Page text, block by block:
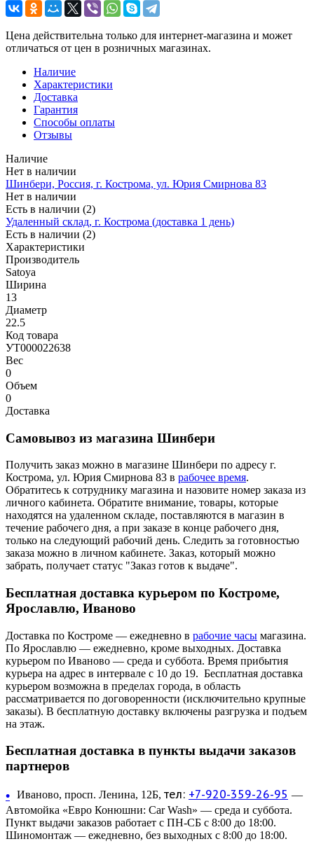
Цена действительна только для интернет-магазина и может
отличаться от цен в розничных магазинах.
Наличие
Характеристики
Доставка
Гарантия
Способы оплаты
Отзывы
Наличие
Нет в наличии
Шинбери, Россия, г. Кострома, ул. Юрия Смирнова 83
Нет в наличии
Есть в наличии (2)
Удаленный склад, г. Кострома (доставка 1 день)
Есть в наличии (2)
Характеристики
Производитель
Satoya
Ширина
13
Диаметр
22.5
Код товара
УТ000022638
Вес
0
Объем
0
Доставка
Самовывоз из магазина Шинбери
Получить заказ можно в магазине Шинбери по адресу г.
Кострома, ул. Юрия Смирнова 83 в рабочее время.
Обратитесь к сотруднику магазина и назовите номер заказа из
личного кабинета. Обратите внимание, товары, которые
находятся на удаленном складе, поставляются в магазин в
течение рабочего дня, а при заказе в конце рабочего дня,
только на следующий рабочий день. Следить за готовностью
заказа можно в личном кабинете. Заказ, который можно
забрать, получает статус "Заказ готов к выдаче".
Бесплатная доставка курьером по Костроме,
Ярославлю, Иваново
Доставка по Костроме — ежедневно в рабочие часы магазина.
По Ярославлю — ежедневно, кроме выходных. Доставка
курьером по Иваново — среда и суббота. Время прибытия
курьера на адрес в интервале с 10 до 19. Бесплатная доставка
курьером возможна в пределах города, в область
рассматривается по договоренности (исключительно крупные
заказы). В бесплатную доставку включены разгрузка и подъем
на этаж.
Бесплатная доставка в пункты выдачи заказов
партнеров
• Иваново, просп. Ленина, 12Б, тел: +7-920-359-26-95 —
Автомойка «Евро Конюшни: Car Wash» — среда и суббота.
Пункт выдачи заказов работает с ПН-СБ с 8:00 до 18:00.
Шиномонтаж — ежедневно, без выходных с 8:00 до 18:00.